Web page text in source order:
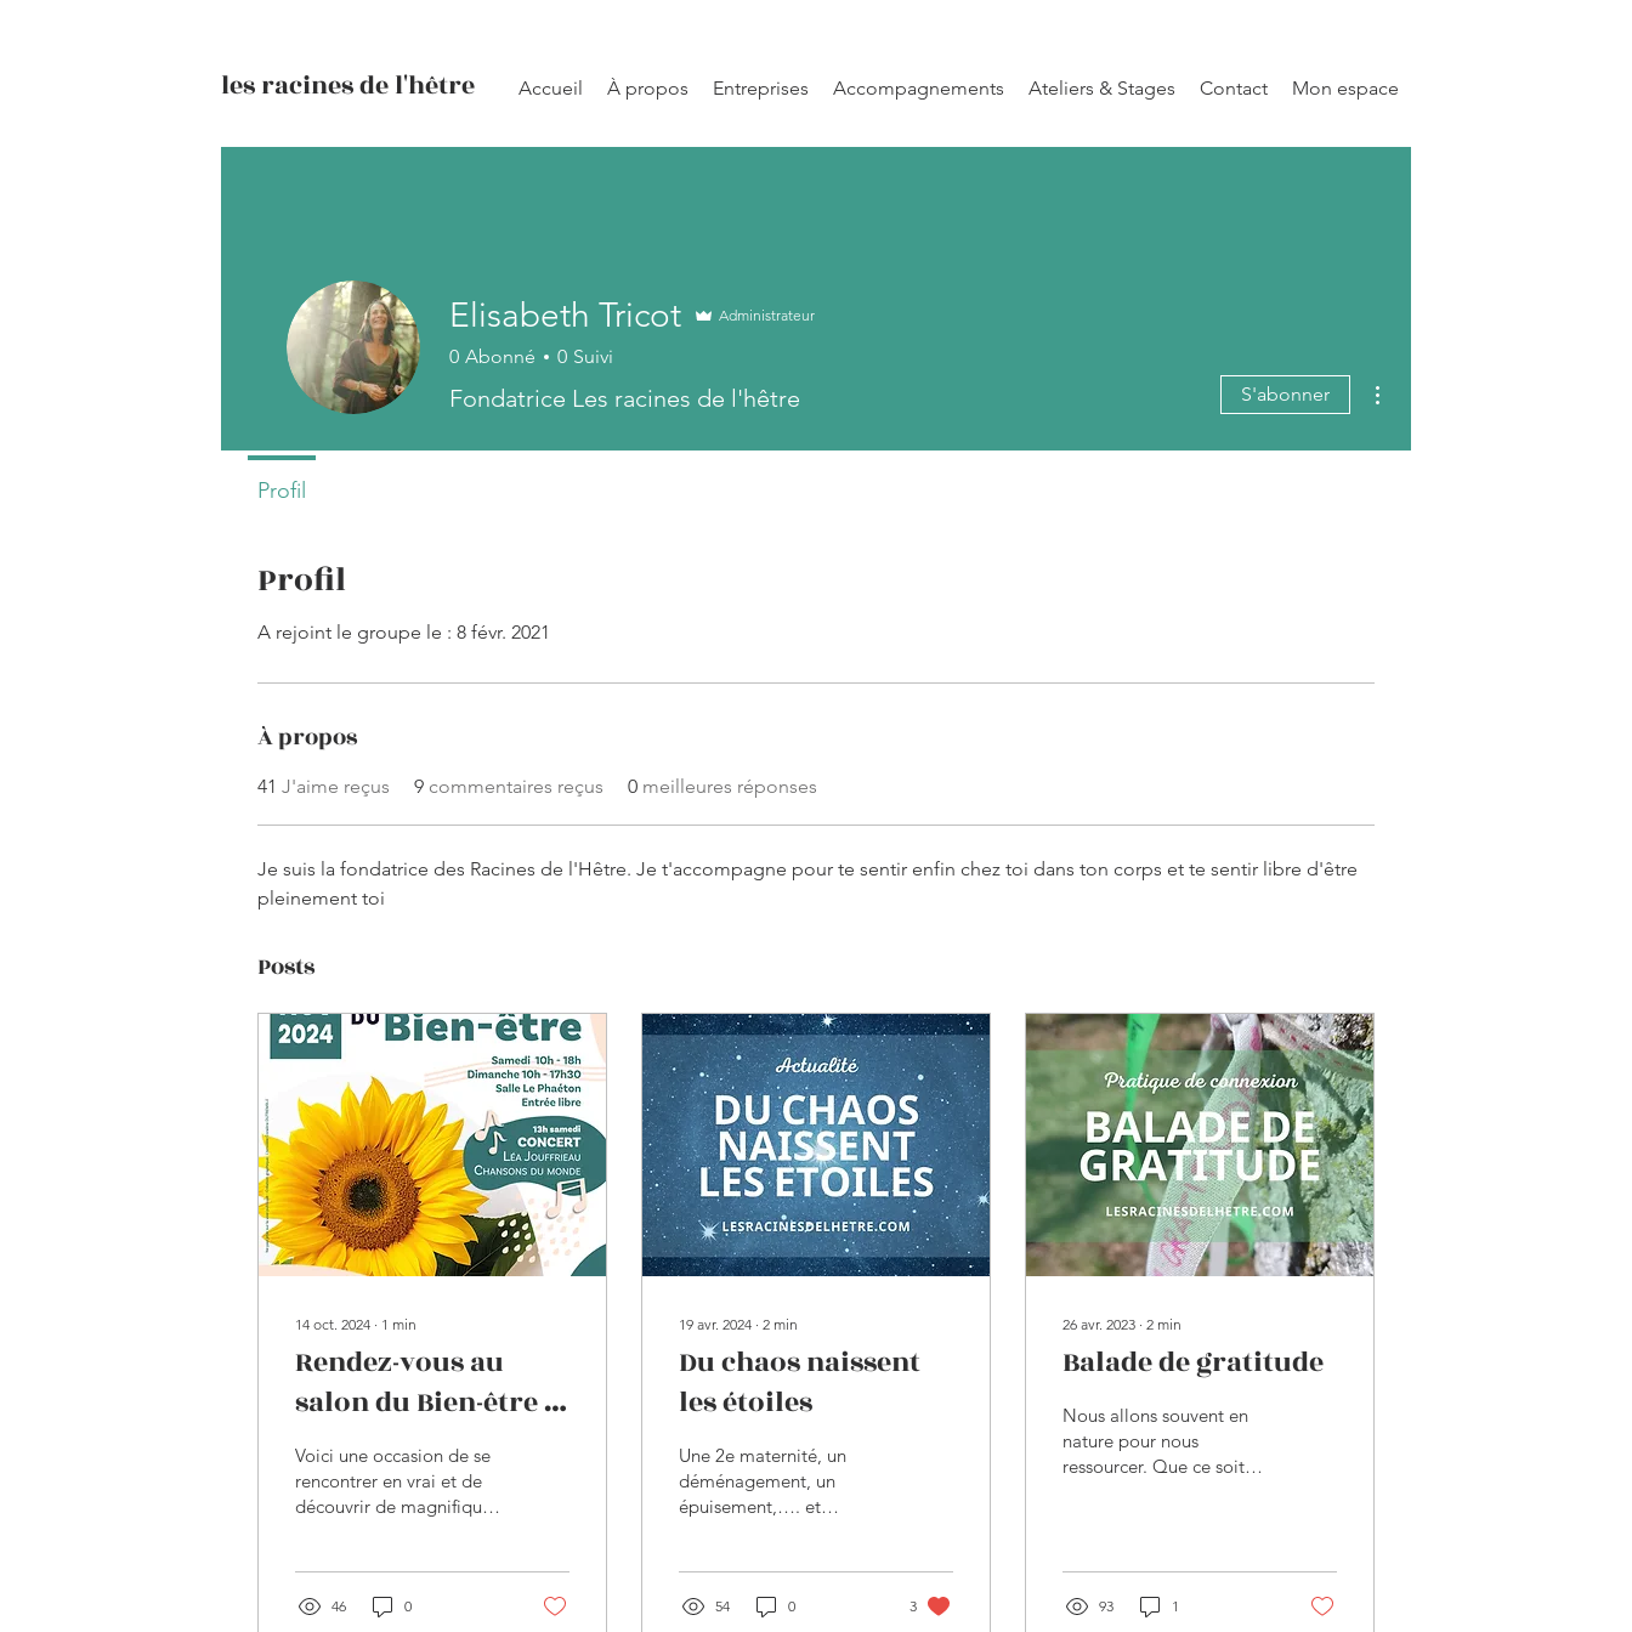
Accueil À propos Entreprises Accompagnements Ateliers & Stages Contact Mon espace
les racines de l'hêtre
Profil
A rejoint le groupe le : 8 févr. 2021
À propos
41 J'aime reçus 9 commentaires reçus 0 meilleures réponses
Je suis la fondatrice des Racines de l'Hêtre. Je t'accompagne pour te sentir enfin chez toi dans ton corps et te sentir libre d'être
pleinement toi
Posts
14 oct. 2024 ∙ 1 min
Rendez-vous au
salon du Bien-être à
Culoz les 16 et 17
novembre 2024
Voici une occasion de se
rencontrer en vrai et de
découvrir de magnifiques
46 0
19 avr. 2024 ∙ 2 min
Du chaos naissent
les étoiles
Une 2e maternité, un
déménagement, un
épuisement,…. et
pour...
54 0 3
26 avr. 2023 ∙ 2 min
Balade de gratitude
Nous allons souvent en
nature pour nous
ressourcer. Que ce soit
adoptons...
93 1
Elisabeth Tricot Administrateur
0 Abonné 0 Suivi
Fondatrice Les racines de l'hêtre S'abonner
Profil